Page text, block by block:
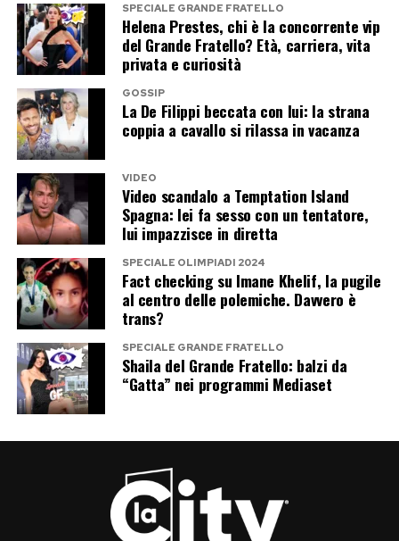
SPECIALE GRANDE FRATELLO
Helena Prestes, chi è la concorrente vip
del Grande Fratello? Età, carriera, vita
privata e curiosità
GOSSIP
La De Filippi beccata con lui: la strana
coppia a cavallo si rilassa in vacanza
VIDEO
Video scandalo a Temptation Island
Spagna: lei fa sesso con un tentatore,
lui impazzisce in diretta
SPECIALE OLIMPIADI 2024
Fact checking su Imane Khelif, la pugile
al centro delle polemiche. Davvero è
trans?
SPECIALE GRANDE FRATELLO
Shaila del Grande Fratello: balzi da
“Gatta” nei programmi Mediaset